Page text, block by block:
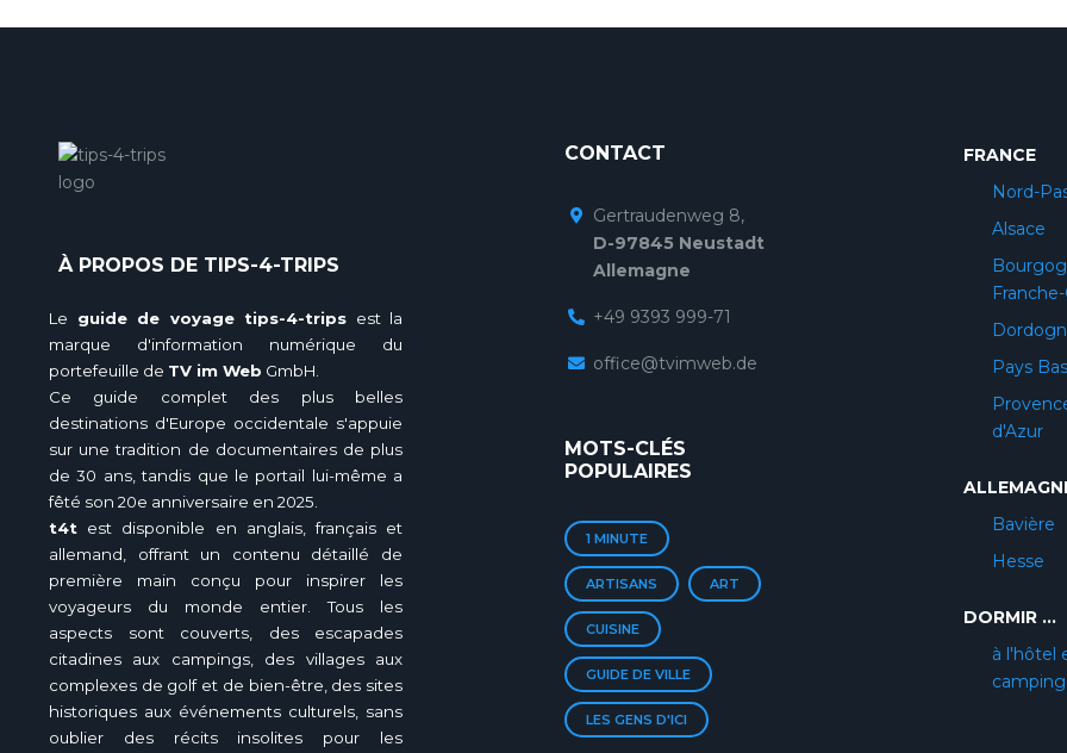
À PROPOS DE TIPS-4-TRIPS
Le guide de voyage tips-4-trips est la
marque d'information numérique du
portefeuille de TV im Web GmbH.
Ce guide complet des plus belles
destinations d'Europe occidentale s'appuie
sur une tradition de documentaires de plus
de 30 ans, tandis que le portail lui-même a
fêté son 20e anniversaire en 2025.
t4t est disponible en anglais, français et
allemand, offrant un contenu détaillé de
première main conçu pour inspirer les
voyageurs du monde entier. Tous les
aspects sont couverts, des escapades
citadines aux campings, des villages aux
complexes de golf et de bien-être, des sites
historiques aux événements culturels, sans
oublier des récits insolites pour les
CONTACT
Gertraudenweg 8,
D-97845 Neustadt
Allemagne
+49 9393 999-71
office@tvimweb.de
MOTS-CLÉS
POPULAIRES
1 MINUTE
ARTISANS ART
CUISINE
GUIDE DE VILLE
LES GENS D'ICI
FRANCE
Nord-
Alsace
Pays
d'Azur
Bavière
Hesse
DORMIR ...
à l'hôtel
camping